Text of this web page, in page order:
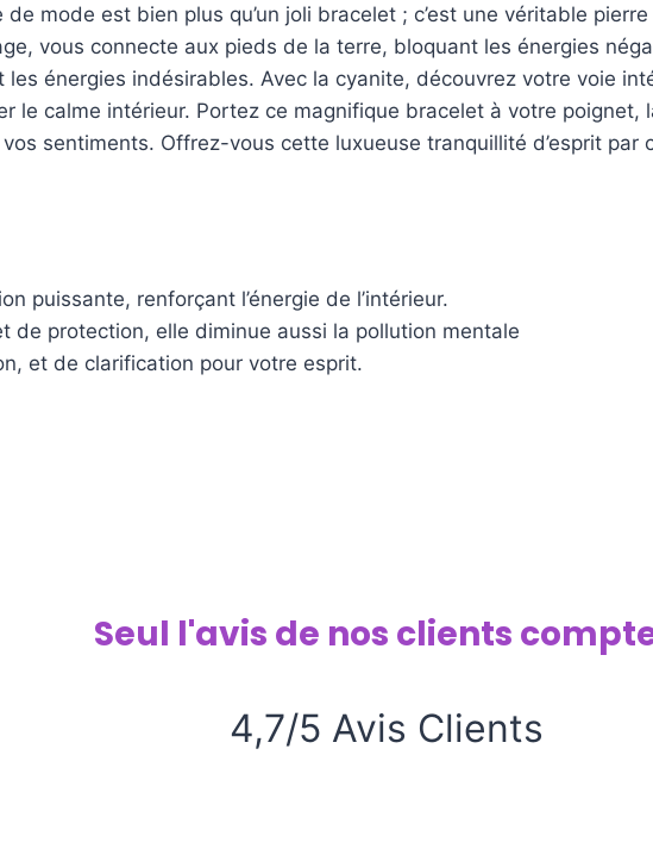
mode est bien plus qu’un joli bracelet ; c’est une véritable
vous connecte aux pieds de la terre, bloquant les énergies
énergies indésirables. Avec la cyanite, découvrez votre voie
le calme intérieur. Portez ce magnifique bracelet à votre poignet,
sentiments. Offrez-vous cette luxueuse tranquillité d’esprit
puissante, renforçant l’énergie de l’intérieur.
de protection, elle diminue aussi la pollution mentale
et de clarification pour votre esprit.
Seul l'avis de nos clients
4,7/5 Avis Clients